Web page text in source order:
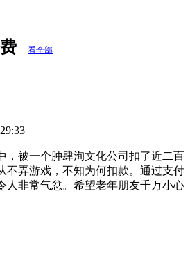
看全部
，被一个肿肆洵文化公司扣了近二百
不弄游戏，不知为何扣款。通过支付
人非常气忿。希望老年朋友千万小心